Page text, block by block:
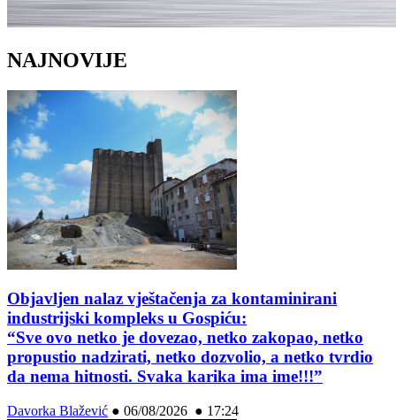
NAJNOVIJE
Objavljen nalaz vještačenja za kontaminirani
industrijski kompleks u Gospiću:
“Sve ovo netko je dovezao, netko zakopao, netko
propustio nadzirati, netko dozvolio, a netko tvrdio
da nema hitnosti. Svaka karika ima ime!!!”
Davorka Blažević ● 06/08/2026 ● 17:24